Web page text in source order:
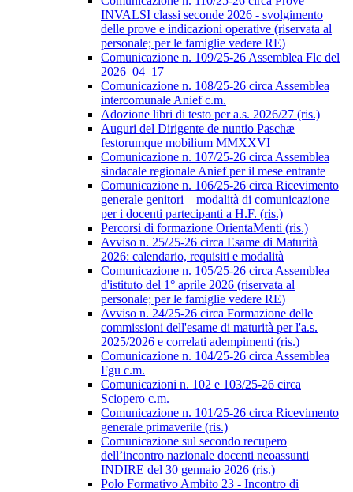
INVALSI classi seconde 2026 - svolgimento
delle prove e indicazioni operative (riservata al
personale; per le famiglie vedere RE)
Comunicazione n. 109/25-26 Assemblea Flc del
2026_04_17
Comunicazione n. 108/25-26 circa Assemblea
intercomunale Anief c.m.
Adozione libri di testo per a.s. 2026/27 (ris.)
Auguri del Dirigente de nuntio Paschæ
festorumque mobilium MMXXVI
Comunicazione n. 107/25-26 circa Assemblea
sindacale regionale Anief per il mese entrante
Comunicazione n. 106/25-26 circa Ricevimento
generale genitori – modalità di comunicazione
per i docenti partecipanti a H.F. (ris.)
Percorsi di formazione OrientaMenti (ris.)
Avviso n. 25/25-26 circa Esame di Maturità
2026: calendario, requisiti e modalità
Comunicazione n. 105/25-26 circa Assemblea
d'istituto del 1° aprile 2026 (riservata al
personale; per le famiglie vedere RE)
Avviso n. 24/25-26 circa Formazione delle
commissioni dell'esame di maturità per l'a.s.
2025/2026 e correlati adempimenti (ris.)
Comunicazione n. 104/25-26 circa Assemblea
Fgu c.m.
Comunicazioni n. 102 e 103/25-26 circa
Sciopero c.m.
Comunicazione n. 101/25-26 circa Ricevimento
generale primaverile (ris.)
Comunicazione sul secondo recupero
dell’incontro nazionale docenti neoassunti
INDIRE del 30 gennaio 2026 (ris.)
Polo Formativo Ambito 23 - Incontro di